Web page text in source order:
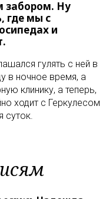
забором. Ну
где мы с
и
гулять с ней в
в ночное время, а
клинику, а теперь,
ходит с Геркулесом
суток.